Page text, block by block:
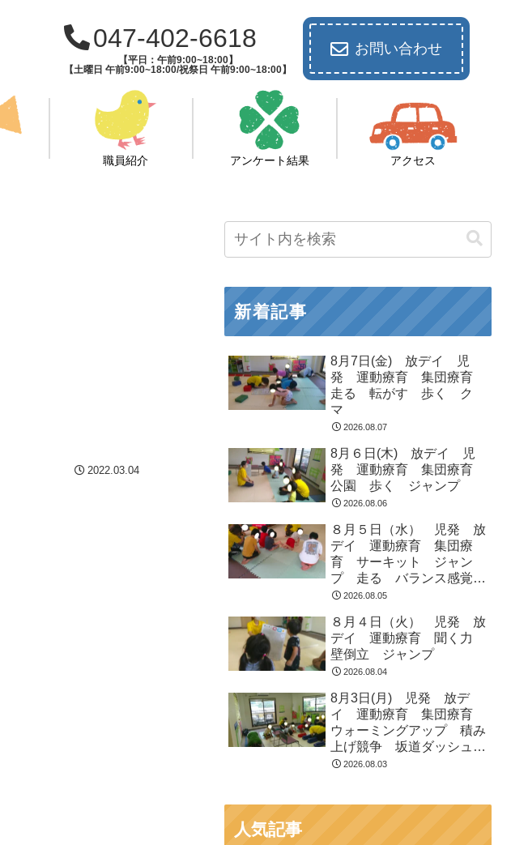
047-402-6618
【平日：午前9:00~18:00】
【土曜日 午前9:00~18:00/祝祭日 午前9:00~18:00】
お問い合わせ
職員紹介 アンケート結果 アクセス
2022.03.04
新着記事
8月7日(金) 放デイ 児
発 運動療育 集団療育
走る 転がす 歩く ク
マ
2026.08.07
8月６日(木) 放デイ 児
発 運動療育 集団療育
公園 歩く ジャンプ
2026.08.06
８月５日（水） 児発 放
デイ 運動療育 集団療
育 サーキット ジャン
プ 走る バランス感覚
ラジオ体操
2026.08.05
８月４日（火） 児発 放
デイ 運動療育 聞く力
壁倒立 ジャンプ
2026.08.04
8月3日(月) 児発 放デ
イ 運動療育 集団療育
ウォーミングアップ 積み
上げ競争 坂道ダッシュ
走って歩いて お芋とク
2026.08.03
人気記事